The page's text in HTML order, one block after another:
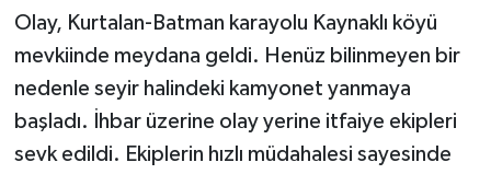
Olay, Kurtalan-Batman karayolu Kaynaklı köyü
mevkiinde meydana geldi. Henüz bilinmeyen bir
nedenle seyir halindeki kamyonet yanmaya
başladı. İhbar üzerine olay yerine itfaiye ekipleri
sevk edildi. Ekiplerin hızlı müdahalesi sayesinde